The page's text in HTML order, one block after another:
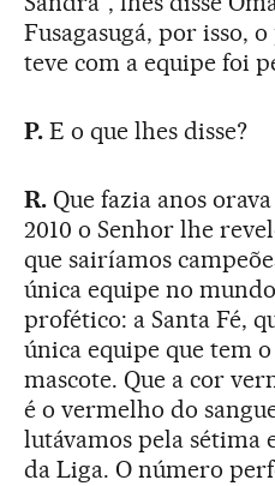
Fusagasugá, por isso,
teve com a equipe foi
P.E o que lhes disse?
R.Que fazia anos
2010 o Senhor lhe
que sairíamos
única equipe no
profético: a Santa Fé,
única equipe que tem
mascote. Que a cor
é o vermelho do
lutávamos pela sétima
da Liga. O número